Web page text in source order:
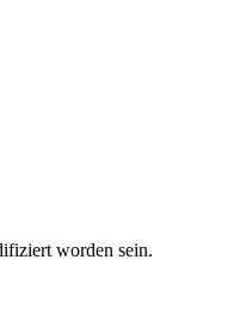
worden sein.